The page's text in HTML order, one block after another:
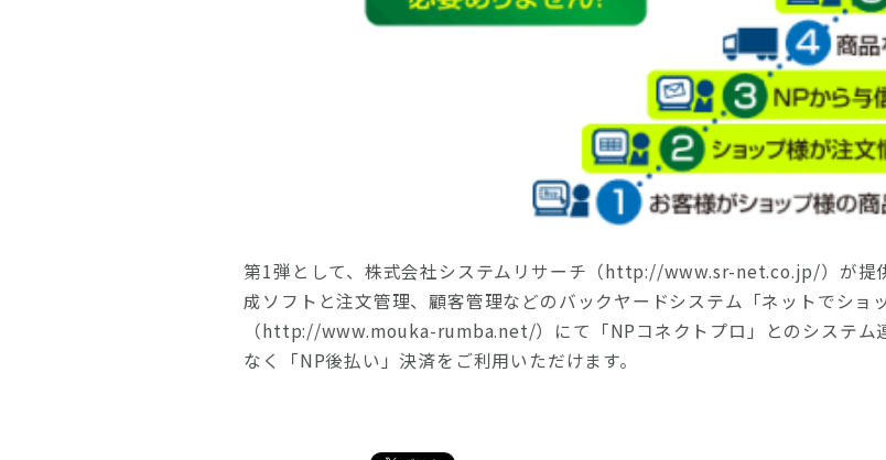
第1弾として、株式会社システムリサーチ（http://www.sr-net.co.jp/）が提
成ソフトと注文管理、顧客管理などのバックヤードシステム「ネットでショ
（http://www.mouka-rumba.net/）にて「NPコネクトプロ」とのシステム
なく「NP後払い」決済をご利用いただけます。